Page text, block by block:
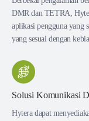
DMR dan TETRA,
aplikasi pengguna yang
yang sesuai dengan
Solusi Komunikasi
Hytera dapat